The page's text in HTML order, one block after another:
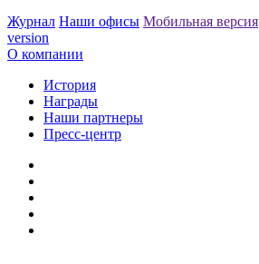
Журнал Наши офисы Мобильная версия
version
О компании
История
Награды
Наши партнеры
Пресс-центр